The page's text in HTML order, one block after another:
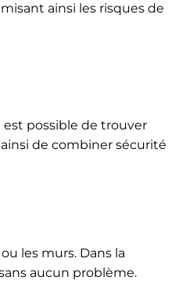
ainsi les risques de
possible de trouver
de combiner sécurité
les murs. Dans la
aucun problème.